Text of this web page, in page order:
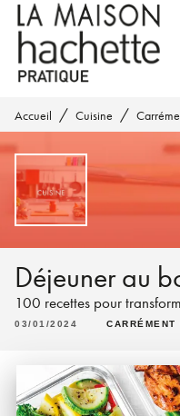
MENU RECHERCHE
PIED DE PAGE
Accueil / Cuisine /
Déjeuner au
100 recettes pour
03/01/2024 CARRÉMENT